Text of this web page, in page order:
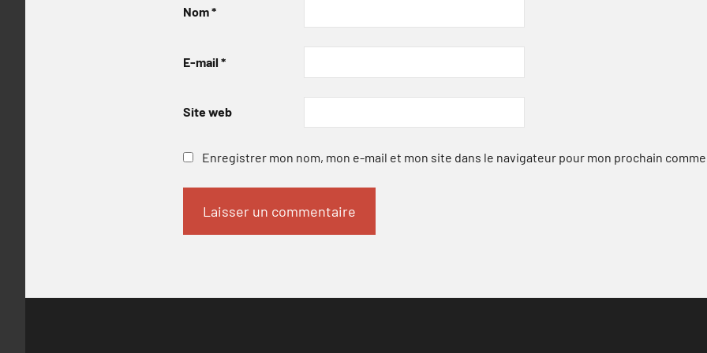
Nom*
E-mail *
Site web
Enregistrer mon nom, mon e-mail et mon site dans le navigateur pour mon prochain